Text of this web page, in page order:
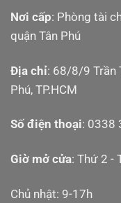
hãng giá tốt ở
Youtube Học Viện
Gaming:https://
Website:https://
Fanpage Học Viện
Group thảo
Nơi cấp: Phòng tài
quận Tân Phú
Địa chỉ: 68/8/9 Trần
Phú, TP.HCM
Số điện thoại: 0338
Giờ mở cửa: Thứ 2 -
Chủ nhật: 9-17h